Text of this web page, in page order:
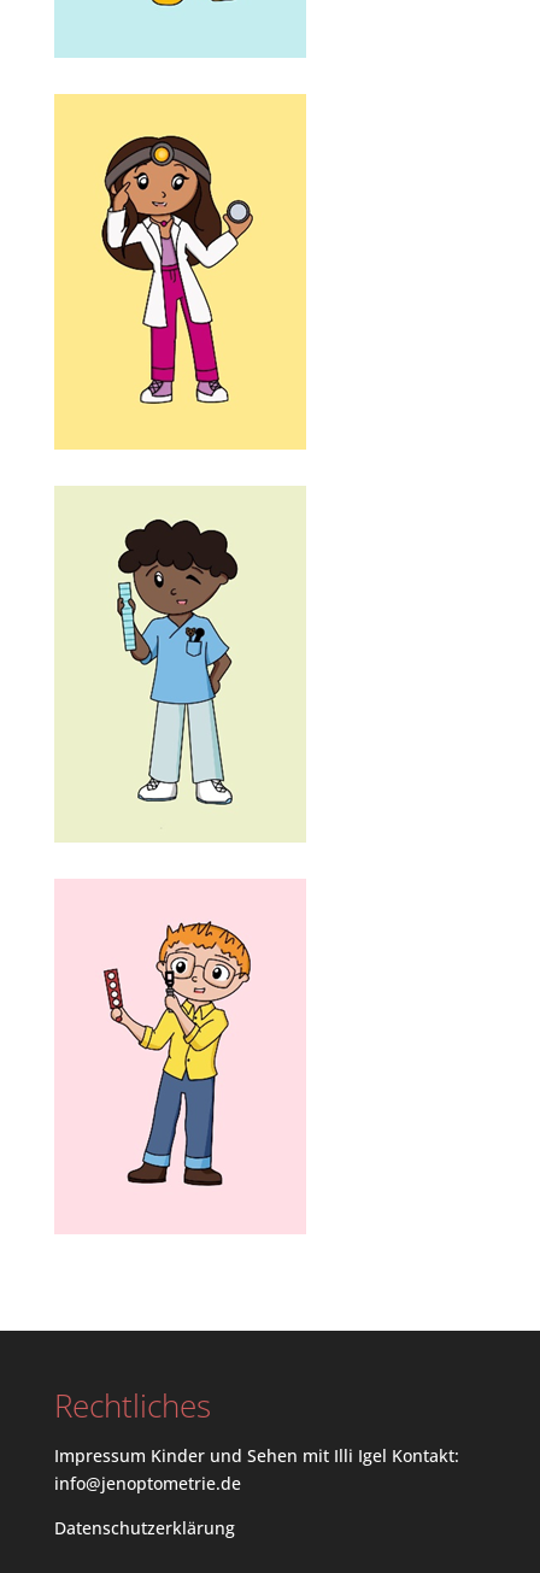
Rechtliches
Impressum Kinder und Sehen mit Illi Igel Kontakt:
info@jenoptometrie.de
Datenschutzerklärung